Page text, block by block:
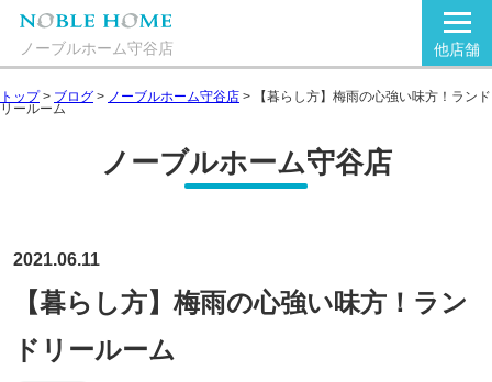
ノーブルホーム守谷店 他店舗
トップ> ブログ > ノーブルホーム守谷店 > 【暮らし方】梅雨の心強い味方！ランド
リールーム
ノーブルホーム守谷店
2021.06.11
【暮らし方】梅雨の心強い味方！ラン
ドリールーム